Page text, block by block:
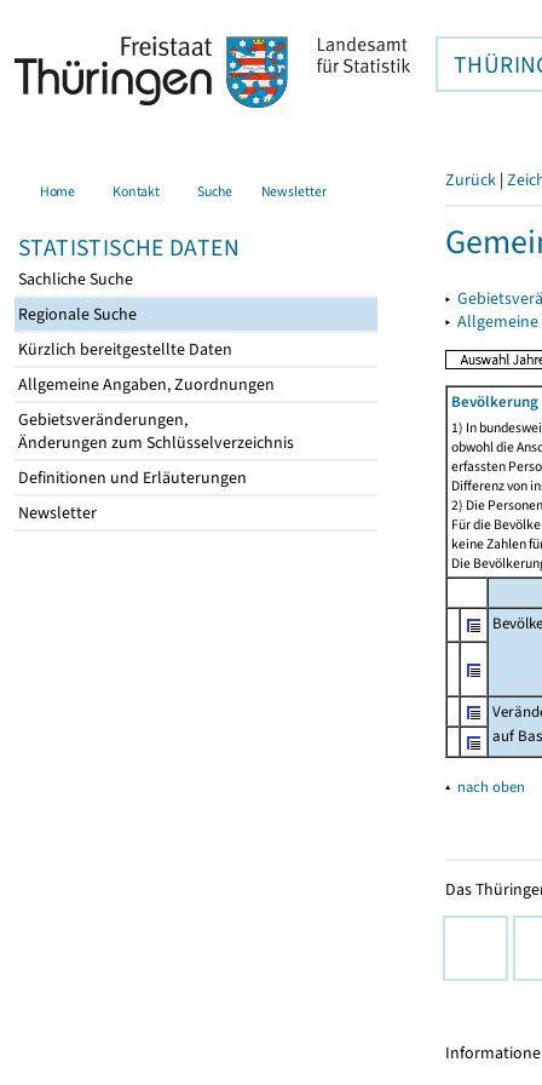
Home Kontakt Suche Newsletter
STATISTISCHE DATEN
Sachliche Suche
Regionale Suche
Kürzlich bereitgestellte Daten
Allgemeine Angaben, Zuordnungen
Gebietsveränderungen,
Änderungen zum Schlüsselverzeichnis
Definitionen und Erläuterungen
Newsletter
Zurück |
▸
▸
1) In
obwohl die
erfassten
Differenz von
2) Die
Für die
keine Zahlen
Die
auf
▴ nach oben
Das